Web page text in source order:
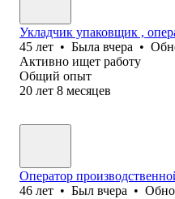
Укладчик упаковщик ,
45 лет • Была вчера •
Активно ищет работу
Общий опыт
20 лет 8 месяцев
Оператор
46 лет • Был вчера •